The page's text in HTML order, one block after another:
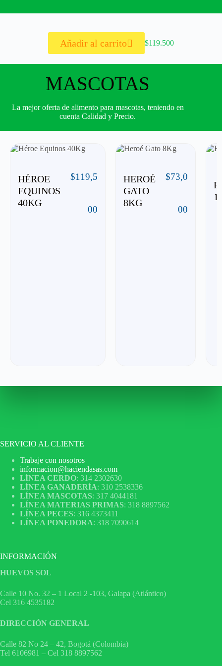
Añadir al carrito $119.500
MASCOTAS
La mejor oferta de alimento para mascotas, teniendo en
cuenta Calidad y Precio.
HÉROE
EQUINOS
40KG
$119,5
00
HEROÉ
GATO
8KG
$73,0
00
SERVICIO AL CLIENTE
Trabaje con nosotros
informacion@haciendasas.com
LÍNEA CERDO: 314 2302630
LÍNEA GANADERÍA: 310 2538336
LÍNEA MASCOTAS: 317 4044181
LÍNEA MATERIAS PRIMAS: 318 8897562
LÍNEA PECES: 316 4373411
LÍNEA PONEDORA: 318 7090614
INFORMACIÓN
HUEVOS SOL
Calle 10 No. 32 – 1 Local 2 -103, Galapa (Atlántico)
Cel 316 4535182
DIRECCIÓN GENERAL
Calle 82 No 24 – 42, Bogotá (Colombia)
Tel 6106981 – Cel 318 8897562